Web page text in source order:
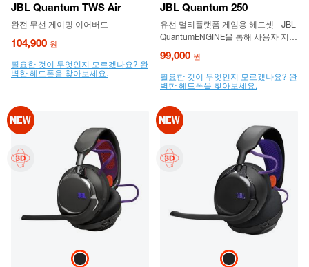
JBL Quantum TWS Air
완전 무선 게이밍 이어버드
104,900 원
필요한 것이 무엇인지 모르겠나요? 완
벽한 헤드폰을 찾아보세요.
JBL Quantum 250
유선 멀티플랫폼 게임용 헤드셋 - JBL
QuantumENGINE을 통해 사용자 지정
가능
99,000 원
필요한 것이 무엇인지 모르겠나요? 완
벽한 헤드폰을 찾아보세요.